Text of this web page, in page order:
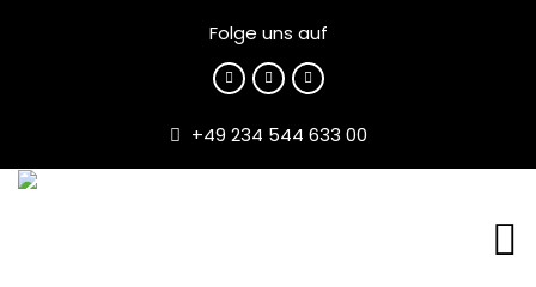
Folge uns auf
+49 234 544 633 00